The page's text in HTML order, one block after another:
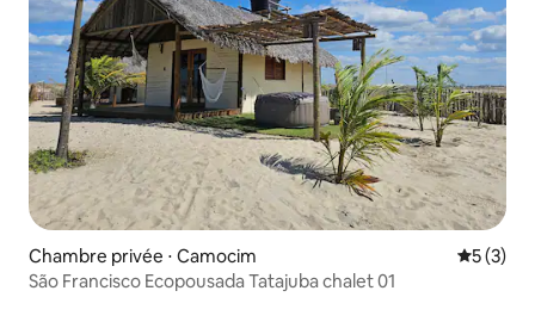
Chambre privée ⋅ Camocim
5 (3)
São Francisco Ecopousada Tatajuba chalet 01